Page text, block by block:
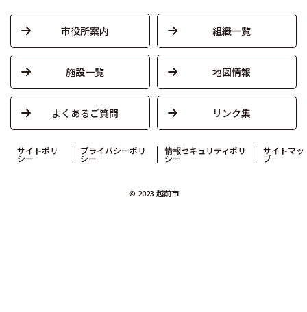
市役所案内 組織一覧
施設一覧 地図情報
よくあるご質問 リンク集
サイトポリ
シー
プライバシーポリ
シー
情報セキュリティポリ
シー
サイトマッ
プ
© 2023 越前市